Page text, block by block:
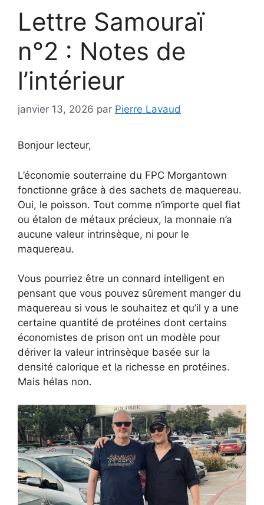
Lettre Samouraï
n°2 : Notes de
l’intérieur
janvier 13, 2026 par Pierre Lavaud
Bonjour lecteur,
L’économie souterraine du FPC Morgantown
fonctionne grâce à des sachets de maquereau.
Oui, le poisson. Tout comme n’importe quel fiat
ou étalon de métaux précieux, la monnaie n’a
aucune valeur intrinsèque, ni pour le
maquereau.
Vous pourriez être un connard intelligent en
pensant que vous pouvez sûrement manger du
maquereau si vous le souhaitez et qu’il y a une
certaine quantité de protéines dont certains
économistes de prison ont un modèle pour
dériver la valeur intrinsèque basée sur la
densité calorique et la richesse en protéines.
Mais hélas non.